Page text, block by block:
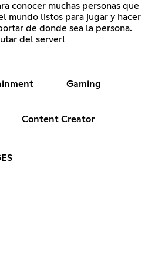
conocer muchas personas que
mundo listos para jugar y hacer
de donde sea la persona.
del server!
Gaming
Content Creator